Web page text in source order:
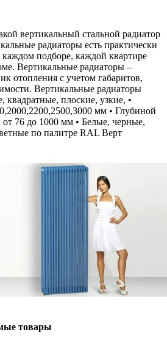
вертикальный стальной радиатор
радиаторы есть практически
подборе, каждой квартире
Вертикальные радиаторы –
отопления с учетом габаритов,
Вертикальные радиаторы
квадратные, плоские, узкие, •
мм • Глубиной
76 до 1000 мм • Белые, черные,
по палитре RAL Верт
товары